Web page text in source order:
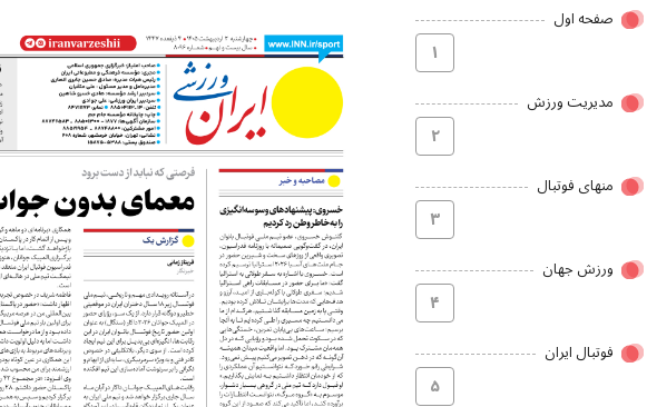
صفحه اول
۱
مدیریت ورزش
۲
منهای فوتبال
۳
ورزش جهان
۴
فوتبال ایران
۵